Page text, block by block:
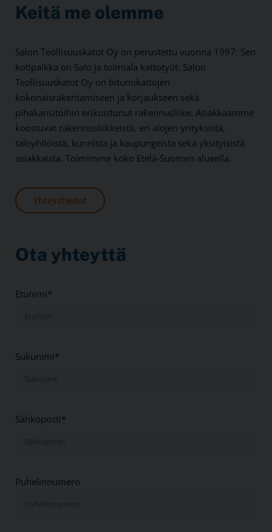
Keitä me olemme
Salon Teollisuuskatot Oy on perustettu vuonna 1997. Sen
kotipaikka on Salo ja toimiala kattotyöt. Salon
Teollisuuskatot Oy on bitumikattojen
kokonaisrakentamiseen ja korjaukseen sekä
pihakansitöihin erikoistunut rakennusliike. Asiakkaamme
koostuvat rakennusliikkeistä, eri alojen yrityksistä,
taloyhtiöistä, kunnista ja kaupungeista sekä yksityisistä
asiakkaista. Toimimme koko Etelä-Suomen alueella.
Yhteystiedot
Ota yhteyttä
Etunimi*
Sukunimi*
Sähköposti*
Puhelinnumero